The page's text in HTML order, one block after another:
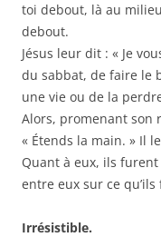
toi debout, là au
debout.
Jésus leur dit : « Je
du sabbat, de faire le
une vie ou de la
Alors, promenant son
« Étends la main. » Il
Quant à eux, ils
entre eux sur ce qu’ils
Irrésistible.